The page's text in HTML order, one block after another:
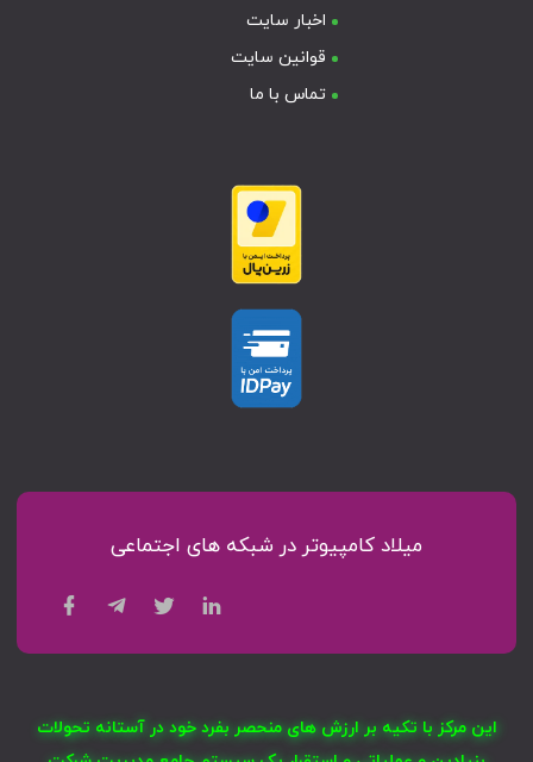
اخبار سایت
قوانین سایت
تماس با ما
میلاد کامپیوتر در شبکه های اجتماعی
این مرکز با تکیه بر ارزش های منحصر بفرد خود در آستانه تحولات